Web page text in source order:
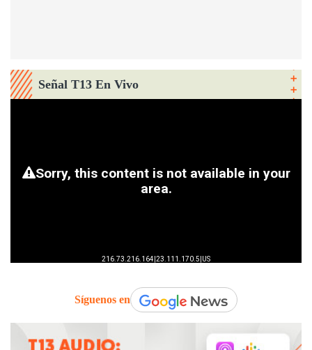
Señal T13 En Vivo
Síguenos en